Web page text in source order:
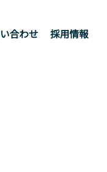
合わせ 採用情報